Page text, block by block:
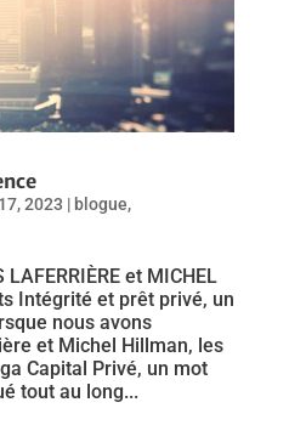
2023 | blogue,
et MICHEL
Intégrité et prêt privé, un
nous avons
et Michel Hillman, les
Capital Privé, un mot
tout au long...